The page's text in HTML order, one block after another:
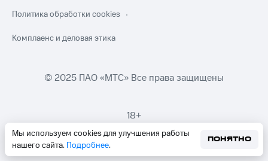
Мы используем cookies для улучшения работы
нашего сайта. Подробнее.
ПОНЯТНО
Политика обработки cookies
Комплаенс и деловая этика
© 2025 ПАО «МТС» Все права защищены
18+